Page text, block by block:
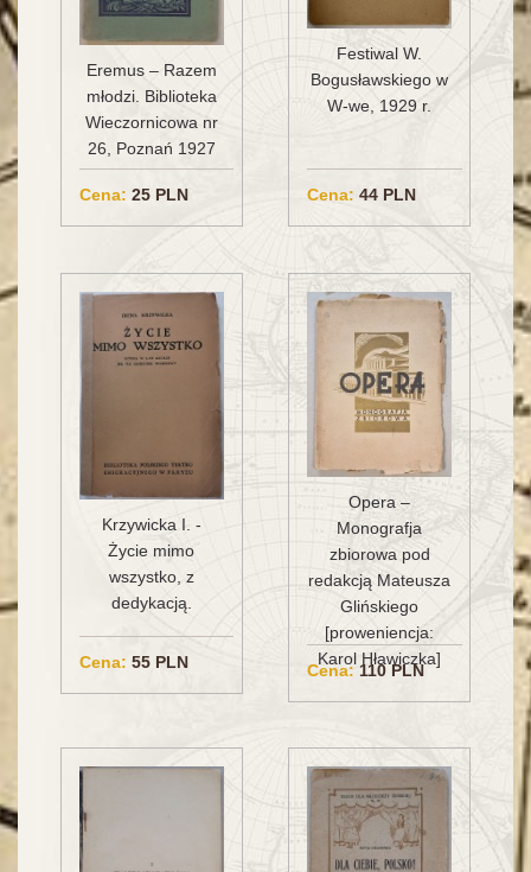
Eremus – Razem
młodzi. Biblioteka
Wieczornicowa nr
26, Poznań 1927
Cena: 25 PLN
Festiwal W.
Bogusławskiego w
W-we, 1929 r.
Cena: 44 PLN
Krzywicka I. -
Życie mimo
wszystko, z
dedykacją.
Cena: 55 PLN
Opera –
Monografja
zbiorowa pod
redakcją Mateusza
Glińskiego
[proweniencja:
Karol Hławiczka]
Cena:110 PLN